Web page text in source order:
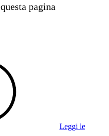
pagina
Leggi le